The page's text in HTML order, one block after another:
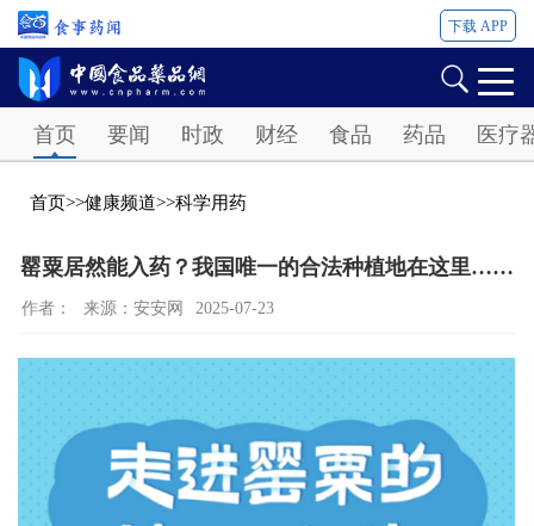
下载 APP
首页 要闻 时政 财经 食品 药品 医疗
首页>>健康频道>>科学用药
罂粟居然能入药？我国唯一的合法种植地在这里……
作者： 来源：安安网 2025-07-23